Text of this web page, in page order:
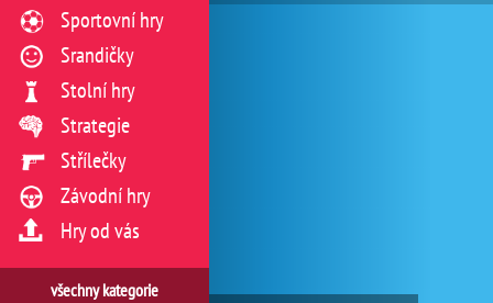
Sportovní hry
Srandičky
Stolní hry
Strategie
Střílečky
Závodní hry
Hry od vás
všechny kategorie